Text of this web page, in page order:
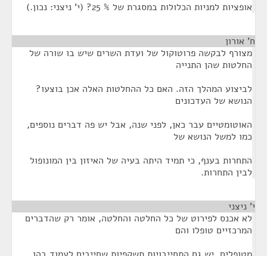
אופציות למניות הכלולות במסגרת של % 25? (י' ניצני: נכון.)
ח' אורון
מצורף לבקשה פרוטוקול של ועדת השרים שיש בו שורה של
החלטות שהן התנייה
לביצוע המהלך הזה. האם כל ההחלטות האלה אכן בוצעו?
הנושא של העדכונים
האוטומטיים עבר כאן, לפני שנה, אבל יש פה דברים נוספים,
כמו למשל הנושא של
התחרות בענף, כי תמיד היתה בעיה של האיזון בין המונופול
לבין התחרות.
י' ניצני
לא אכנס לפירוט של כל החלטה והחלטה, אומר רק שהדברים
המרכזיים טופלו והם